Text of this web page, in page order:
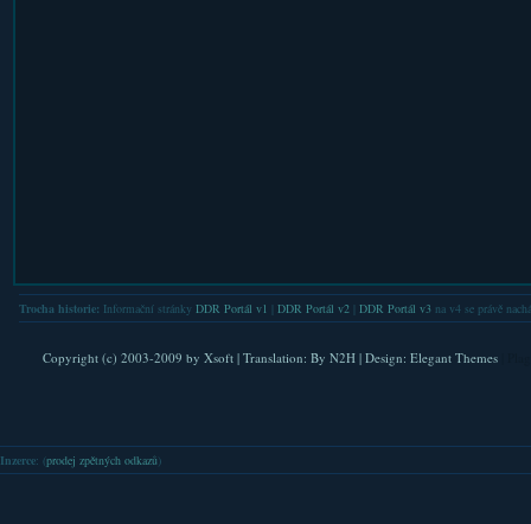
Trocha historie: Informační stránky DDR Portál v1 DDR Portál v2| DDR Portál v3na v4 se právě
Copyright (c) 2003-2009 by Xsoft| Translation: By N2H| Design: Elegant Themes
Inzerce: (prodej zpětných odkazů )